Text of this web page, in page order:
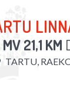
21,1 KM
TARTU,